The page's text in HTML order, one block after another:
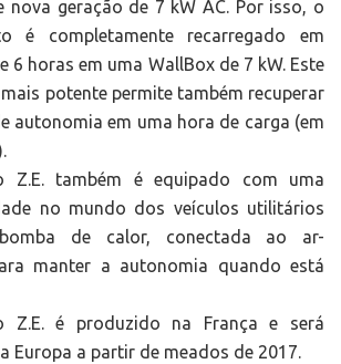
nova geração de 7 kW AC. Por isso, o
é completamente recarregado em
6 horas em uma WallBox de 7 kW. Este
potente permite também recuperar
autonomia em uma hora de carga (em
Z.E. também é equipado com uma
no mundo dos veículos utilitários
de calor, conectada ao ar-
manter a autonomia quando está
Z.E. é produzido na França e será
Europa a partir de meados de 2017.